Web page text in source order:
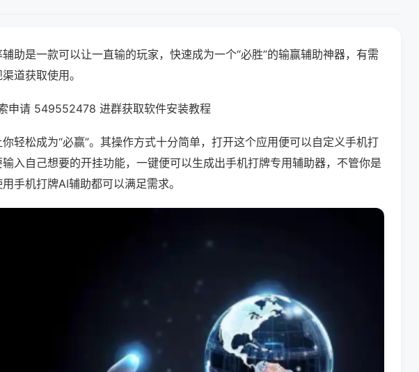
助是一款可以让一直输的玩家，快速成为一个“必胜”的输赢辅助神器，有需
道获取使用。
申请 549552478 进群获取软件安装教程
轻松成为“必赢”。其操作方式十分简单，打开这个应用便可以自定义手机打
入自己想要的开挂功能，一键便可以生成出手机打牌专用辅助器，不管你是
手机打牌AI辅助都可以满足需求。